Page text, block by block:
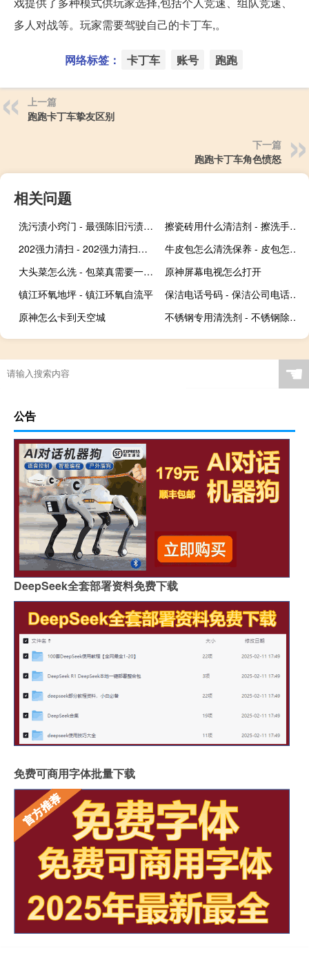
多人对战等。玩家需要驾驶自己的卡丁车,。
网络标签： 卡丁车 账号 跑跑
上一篇
跑跑卡丁车挚友区别
下一篇
跑跑卡丁车角色愤怒
相关问题
洗污渍小窍门 - 最强陈旧污渍去除方法
擦瓷砖用什么清洁剂 - 擦洗手间瓷砖用什么清洁剂
202强力清扫 - 202强力清扫官方网站
牛皮包怎么清洗保养 - 皮包怎么保养
大头菜怎么洗 - 包菜真需要一片片洗吗
原神屏幕电视怎么打开
镇江环氧地坪 - 镇江环氧自流平
保洁电话号码 - 保洁公司电话号码多少
原神怎么卡到天空城
不锈钢专用清洗剂 - 不锈钢除锈去污剂
☚
公告
DeepSeek全套部署资料免费下载
免费可商用字体批量下载